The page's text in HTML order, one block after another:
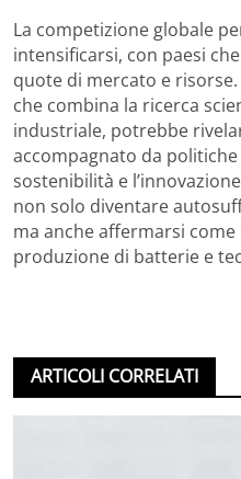
La competizione globale
intensificarsi, con paesi
quote di mercato e risorse.
che combina la ricerca
industriale, potrebbe
accompagnato da
sostenibilità e
non solo diventare
ma anche affermarsi
produzione di batterie e
ARTICOLI CORRELATI